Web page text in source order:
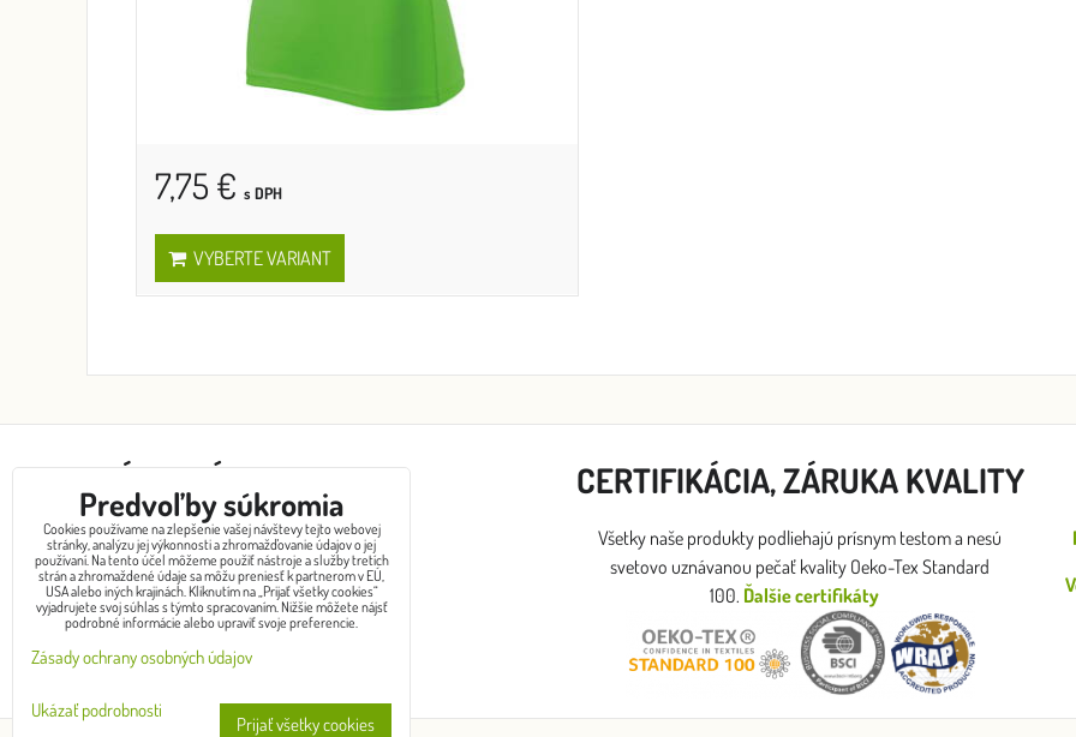
7,75 € s DPH
VYBERTE VARIANT
ZÁKAZNÍCKY SERVIS
Kontakty
Spôsoby doručenia
Obchodné podmienky
Ochrana osobných údajov
Výmena tovaru
CERTIFIKÁCIA, ZÁRUKA KVALITY
Všetky naše produkty podliehajú prísnym testom a nesú
svetovo uznávanou pečať kvality Oeko-Tex Standard
100. Ďalšie certifikáty
Predvoľby súkromia
Cookies používame na zlepšenie vašej návštevy tejto webovej
stránky, analýzu jej výkonnosti a zhromažďovanie údajov o jej
používaní. Na tento účel môžeme použiť nástroje a služby tretích
strán a zhromaždené údaje sa môžu preniesť k partnerom v EÚ,
USA alebo iných krajinách. Kliknutím na „Prijať všetky cookies“
vyjadrujete svoj súhlas s týmto spracovaním. Nižšie môžete nájsť
podrobné informácie alebo upraviť svoje preferencie.
Zásady ochrany osobných údajov
Ukázať podrobnosti
Prijať všetky cookies